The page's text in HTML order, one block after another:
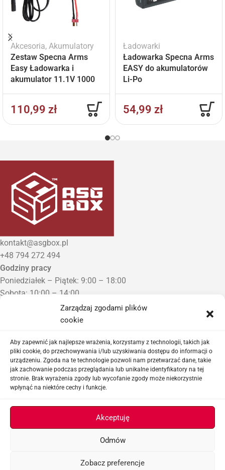
Zarządzaj zgodami plików
cookie
Aby zapewnić jak najlepsze wrażenia, korzystamy z technologii, takich jak
pliki cookie, do przechowywania i/lub uzyskiwania dostępu do informacji o
urządzeniu. Zgoda na te technologie pozwoli nam przetwarzać dane, takie
jak zachowanie podczas przeglądania lub unikalne identyfikatory na tej
stronie. Brak wyrażenia zgody lub wycofanie zgody może niekorzystnie
wpłynąć na niektóre cechy i funkcje.
Akceptuję
Odmów
Zobacz preferencje
Akcesoria, Akumulatory
Zestaw Specna Arms
Easy Ładowarka i
akumulator 11.1V 1000
110,99 zł
Ładowarki
Ładowarka Specna Arms
EASY do akumulatorów
Li-Po
54,99 zł
kontakt@asgbox.pl
+48 794 272 494
Godziny pracy
Poniedziałek – Piątek: 9:00 – 18:00
Sobota: 10:00 – 14:00
Niedziela: Zamknięte
Punkt Odbioru zamówień
Proszę o wcześniejszy kontakt telefoniczny
Sklep airsoftowy i serwis replik ASG